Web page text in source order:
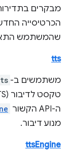
מבקרים
הכרטיסייה
שהמשתמש
tts
משתמשים ב-
ה-API הקשור
מנוע דיבור.
ttsEngine